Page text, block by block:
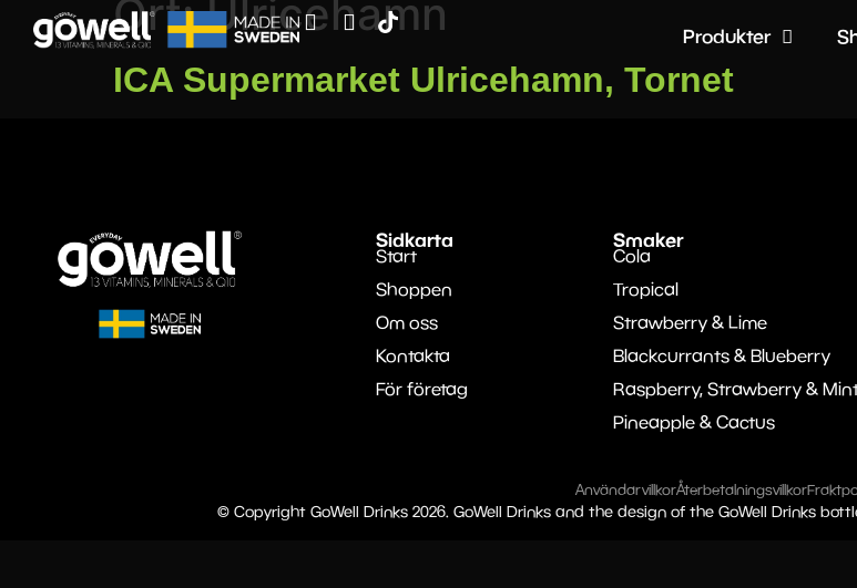
Produkter
Ort:Ulricehamn
ICA Supermarket Ulricehamn, Tornet
Sidkarta
Start
Shoppen
Om oss
Kontakta
För företag
Smaker
Cola
Tropical
Strawberry & Lime
Blackcurrants & Blueberry
Raspberry, Strawberry &
Pineapple & Cactus
AnvändarvillkorÅterbetalningsvillkor
© Copyright GoWell Drinks 2026. GoWell Drinks and the design of the GoWell Drinks